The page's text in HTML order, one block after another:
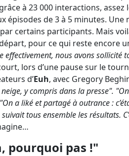
à 23 000 interactions,
épisodes de 3 à 5 minutes.
certains participants. Mais
pour ce qui reste encore
effectivement, nous avons sollicité
lors d’une pause sur le
d’Euh, avec Gregory
y compris dans la presse".
a liké et partagé à outrance :
tous ensemble les résultats.
pourquoi pas !"